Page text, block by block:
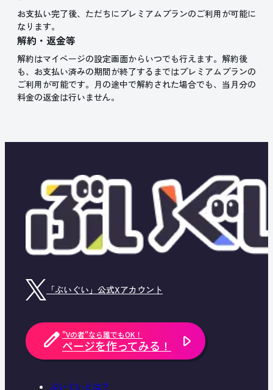
お支払い完了後、ただちにプレミアムプランのご利用が可能に
なります。
解約・返金等
解約はマイページの設定画面からいつでも行えます。解約後
も、お支払い済みの期間が終了するまではプレミアムプランの
ご利用が可能です。月の途中で解約された場合でも、当月分の
料金の返金は行いません。
「ぶいぐい」公式Xアカウント
"Vの者"なら誰でもOK！
ページを作ってみる！
ぶいぐいとは？